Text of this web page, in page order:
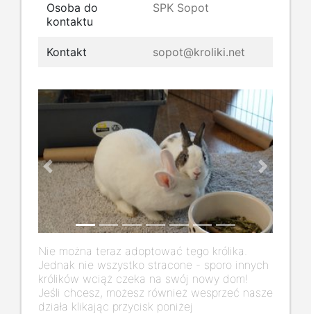
Osoba do
kontaktu
SPK Sopot
Kontakt sopot@kroliki.net
Previous Next
Nie można teraz adoptować tego królika.
Jednak nie wszystko stracone - sporo innych
królików wciąż czeka na swój nowy dom!
Jeśli chcesz, możesz również wesprzeć nasze
działa klikając przycisk poniżej